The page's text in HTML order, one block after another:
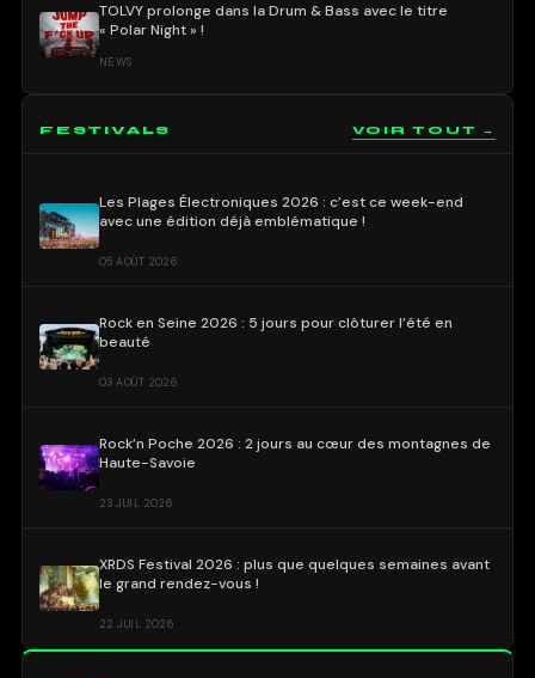
TOLVY prolonge dans la Drum & Bass avec le titre
« Polar Night » !
NEWS
FESTIVALS VOIR TOUT →
Les Plages Électroniques 2026 : c’est ce week-end
avec une édition déjà emblématique !
05 AOÛT 2026
Rock en Seine 2026 : 5 jours pour clôturer l’été en
beauté
03 AOÛT 2026
Rock’n Poche 2026 : 2 jours au cœur des montagnes de
Haute-Savoie
23 JUIL 2026
XRDS Festival 2026 : plus que quelques semaines avant
le grand rendez-vous !
22 JUIL 2026